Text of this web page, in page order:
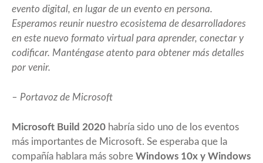
evento digital, en lugar de un evento en persona.
Esperamos reunir nuestro ecosistema de desarrolladores
en este nuevo formato virtual para aprender, conectar y
codificar. Manténgase atento para obtener más detalles
por venir.
– Portavoz de Microsoft
Microsoft Build 2020 habría sido uno de los eventos
más importantes de Microsoft. Se esperaba que la
compañía hablara más sobre Windows 10x y Windows